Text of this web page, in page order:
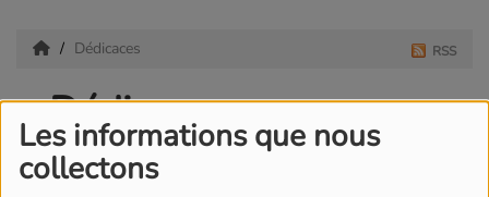
Les informations que nous
collectons
Dédicaces
Dédicaces
RSS